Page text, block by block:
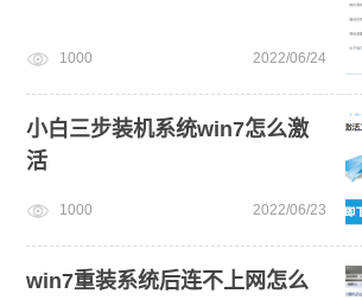
1000 2022/06/24
小白三步装机系统win7怎么激
活
1000 2022/06/23
win7重装系统后连不上网怎么